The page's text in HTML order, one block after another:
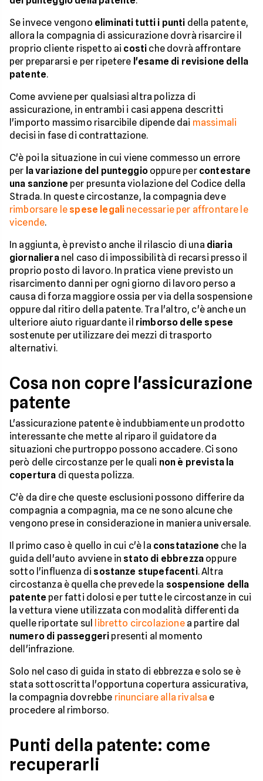
Se invece vengono eliminati tutti i punti della patente,
allora la compagnia di assicurazione dovrà risarcire il
proprio cliente rispetto ai costi che dovrà affrontare
per prepararsi e per ripetere l'esame di revisione della
patente.
Come avviene per qualsiasi altra polizza di
assicurazione, in entrambi i casi appena descritti
l'importo massimo risarcibile dipende dai massimali
decisi in fase di contrattazione.
C'è poi la situazione in cui viene commesso un errore
per la variazione del punteggiooppure per contestare
una sanzione per presunta violazione del Codice della
Strada. In queste circostanze, la compagnia deve
rimborsare le spese legali necessarie per affrontare le
vicende.
In aggiunta, è previsto anche il rilascio di una diaria
giornalieranel caso di impossibilità di recarsi presso il
proprio posto di lavoro. In pratica viene previsto un
risarcimento danni per ogni giorno di lavoro perso a
causa di forza maggiore ossia per via della sospensione
oppure dal ritiro della patente. Tra l'altro, c'è anche un
ulteriore aiuto riguardante il rimborso delle spese
sostenute per utilizzare dei mezzi di trasporto
alternativi.
Cosa non copre l'assicurazione
patente
L'assicurazione patente è indubbiamente un prodotto
interessante che mette al riparo il guidatore da
situazioni che purtroppo possono accadere. Ci sono
però delle circostanze per le quali non è prevista la
copertura di questa polizza.
C'è da dire che queste esclusioni possono differire da
compagnia a compagnia, ma ce ne sono alcune che
vengono prese in considerazione in maniera universale.
Il primo caso è quello in cui c'è la constatazione che la
guida dell'auto avviene in stato di ebbrezza oppure
sotto l'influenza di sostanze stupefacenti. Altra
circostanza è quella che prevede la sospensione della
patente per fatti dolosi e per tutte le circostanze in cui
la vettura viene utilizzata con modalità differenti da
quelle riportate sul
libretto circolazionea partire dal
numero di passeggeri presenti al momento
dell'infrazione.
Solo nel caso di guida in stato di ebbrezza e solo se è
stata sottoscritta l'opportuna copertura assicurativa,
la compagnia dovrebbe rinunciare alla rivalsa e
procedere al rimborso.
Punti della patente: come
recuperarli